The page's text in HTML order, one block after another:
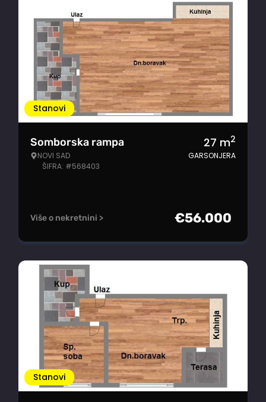
Stanovi
Somborska rampa
NOVI SAD
ŠIFRA: #568403
27 m2
GARSONJERA
Više o nekretnini > €56.000
Stanovi